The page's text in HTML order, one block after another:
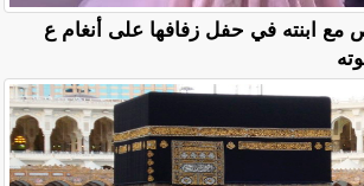
ابنته في حفل زفافها على أنغام ع